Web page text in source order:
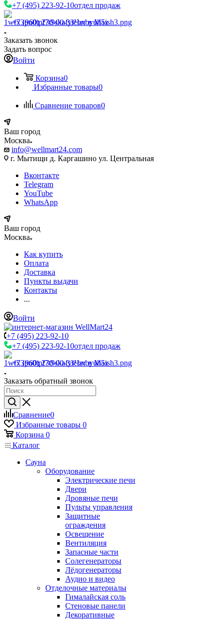
+7 (495) 223-92-10отдел продаж
+7 (960) 230-00-33Чат в Max
Заказать звонок
Задать вопрос
Войти
Корзина0
Избранные товары0
Сравнение товаров0
Ваш город
Москва
info@wellmart24.com
г. Мытищи д. Каргашино ул. Центральная
Вконтакте
Telegram
YouTube
WhatsApp
Ваш город
Москва
Как купить
Оплата
Доставка
Пункты выдачи
Контакты
...
Войти
+7 (495) 223-92-10
+7 (495) 223-92-10отдел продаж
+7 (960) 230-00-33Чат в Max
Заказать обратный звонок
Сравнение0
Избранные товары 0
Корзина 0
Каталог
Сауна
Оборудование
Электрические печи
Двери
Дровяные печи
Пульты управления
Защитные
ограждения
Освещение
Вентиляция
Запасные части
Солегенераторы
Лёдогенераторы
Аудио и видео
Отделочные материалы
Гималайская соль
Стеновые панели
Декоративные